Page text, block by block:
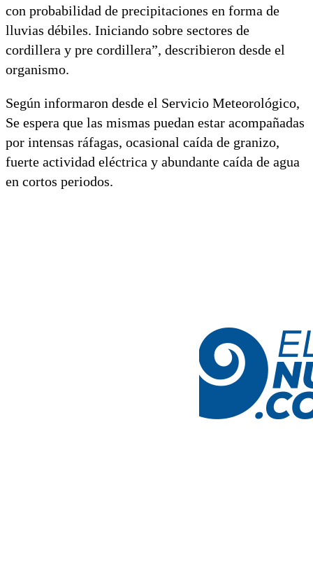
con probabilidad de precipitaciones en forma de
lluvias débiles. Iniciando sobre sectores de
cordillera y pre cordillera”, describieron desde el
organismo.
Según informaron desde el Servicio Meteorológico,
Se espera que las mismas puedan estar acompañadas
por intensas ráfagas, ocasional caída de granizo,
fuerte actividad eléctrica y abundante caída de agua
en cortos periodos.